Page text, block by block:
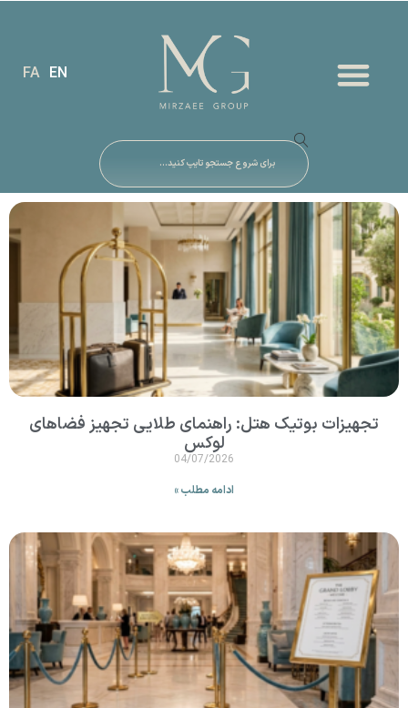
EN
FA
تجهیزات بوتیک هتل: راهنمای طلایی تجهیز فضاهای
لوکس
04/07/2026
ادامه مطلب »